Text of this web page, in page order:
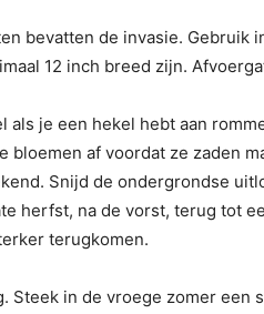
bevatten de invasie. Gebruik
12 inch breed zijn.
als je een hekel hebt aan
bloemen af ​​voordat ze zaden
Snijd de ondergrondse
herfst, na de vorst, terug tot
terugkomen.
Steek in de vroege zomer een